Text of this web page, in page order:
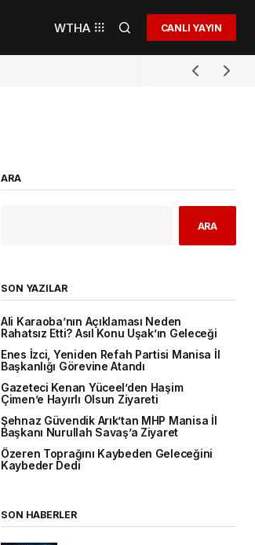
WTHA CANLI YAYIN
ARA
ARA
SON YAZILAR
Ali Karaoba’nın Açıklaması Neden
Rahatsız Etti? Asıl Konu Uşak’ın Geleceği
Enes İzci, Yeniden Refah Partisi Manisa İl
Başkanlığı Görevine Atandı
Gazeteci Kenan Yüceel’den Haşim
Çimen’e Hayırlı Olsun Ziyareti
Şehnaz Güvendik Arık’tan MHP Manisa İl
Başkanı Nurullah Savaş’a Ziyaret
Özeren Toprağını Kaybeden Geleceğini
Kaybeder Dedi
SON HABERLER